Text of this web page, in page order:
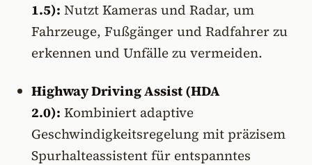
1.5): Nutzt Kameras und Radar, um
Fahrzeuge, Fußgänger und Radfahrer zu
erkennen und Unfälle zu vermeiden.
Highway Driving Assist (HDA
2.0): Kombiniert adaptive
Geschwindigkeitsregelung mit präzisem
Spurhalteassistent für entspanntes